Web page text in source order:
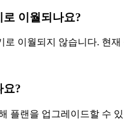
이월되나요?
이월되지 않습니다. 현
요?
플랜을 업그레이드할 수